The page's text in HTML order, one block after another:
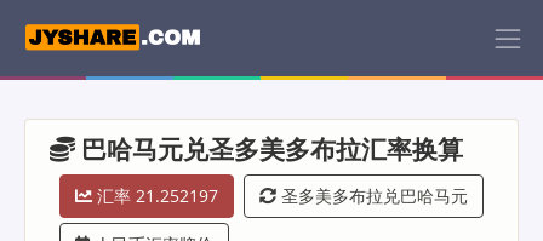
巴哈马元兑圣多美多布拉汇率换算
汇率 21.252197 圣多美多布拉兑巴哈马元